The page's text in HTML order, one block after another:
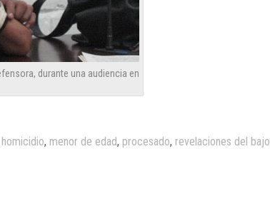
durante una audiencia en
homicidio, menor de edad, procesado, revelaciones del bajo